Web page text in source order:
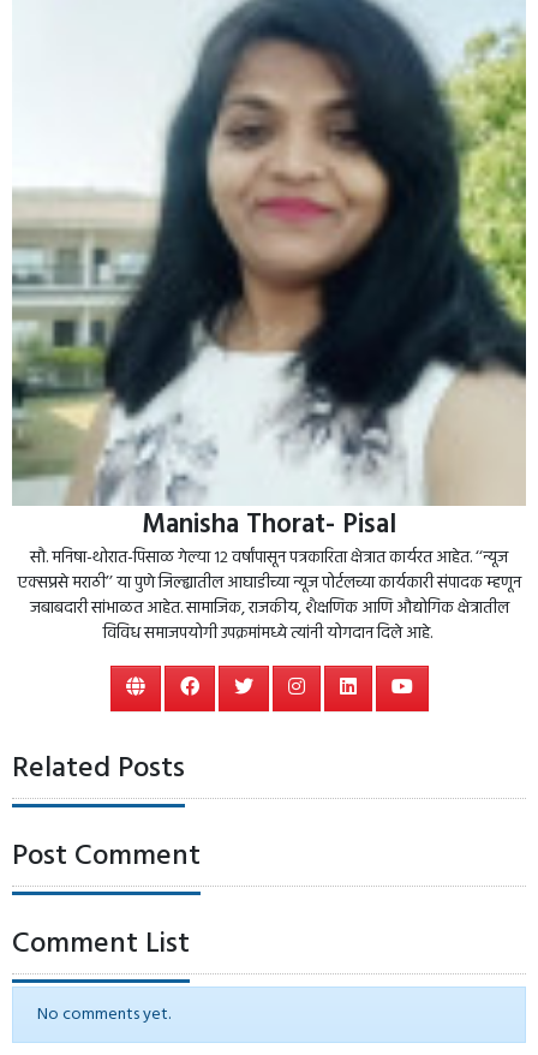
Manisha Thorat- Pisal
सौ. मनिषा-थोरात-पिसाळ गेल्या १२ वर्षांपासून पत्रकारिता क्षेत्रात कार्यरत आहेत. ‘‘न्यूज
एक्सप्रसे मराठी’’ या पुणे जिल्ह्यातील आघाडीच्या न्यूज पोर्टलच्या कार्यकारी संपादक म्हणून
जबाबदारी सांभाळत आहेत. सामाजिक, राजकीय, शैक्षणिक आणि औद्योगिक क्षेत्रातील
विविध समाजपयोगी उपक्रमांमध्ये त्यांनी योगदान दिले आहे.
Related Posts
Post Comment
Comment List
No comments yet.